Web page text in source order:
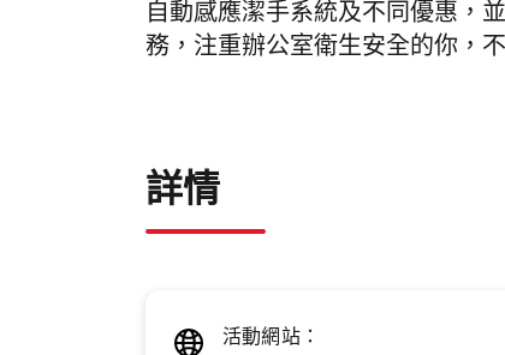
自動感應潔手系統及不同優惠，
務，注重辦公室衛生安全的你，
詳情
活動網站：